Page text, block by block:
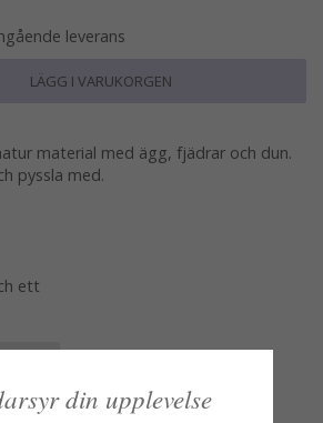
leverans
LÄGG I VARUKORGEN
material med ägg, fjädrar och dun.
pyssla med.
ett
din upplevelse